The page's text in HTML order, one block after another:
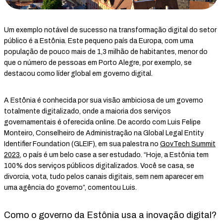
Um exemplo notável de sucesso na transformação digital do setor
público é a Estônia. Este pequeno país da Europa, com uma
população de pouco mais de 1,3 milhão de habitantes, menor do
que o número de pessoas em Porto Alegre, por exemplo, se
destacou como líder global em governo digital.
A Estônia é conhecida por sua visão ambiciosa de um governo
totalmente digitalizado, onde a maioria dos serviços
governamentais é oferecida online. De acordo com Luis Felipe
Monteiro, Conselheiro de Administração na Global Legal Entity
Identifier Foundation (GLEIF), em sua palestra no GovTech Summit
2023, o país é um belo case a ser estudado. “Hoje, a Estônia tem
100% dos serviços públicos digitalizados. Você se casa, se
divorcia, vota, tudo pelos canais digitais, sem nem aparecer em
uma agência do governo”, comentou Luis.
Como o governo da Estônia usa a inovação digital?